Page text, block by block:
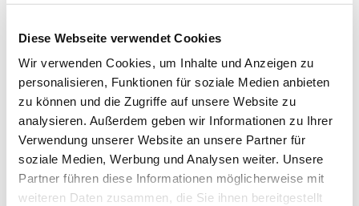
Diese Webseite verwendet Cookies
Wir verwenden Cookies, um Inhalte und Anzeigen zu
personalisieren, Funktionen für soziale Medien anbieten
zu können und die Zugriffe auf unsere Website zu
analysieren. Außerdem geben wir Informationen zu Ihrer
Verwendung unserer Website an unsere Partner für
soziale Medien, Werbung und Analysen weiter. Unsere
Partner führen diese Informationen möglicherweise mit
weiteren Daten zusammen, die Sie ihnen bereitgestellt